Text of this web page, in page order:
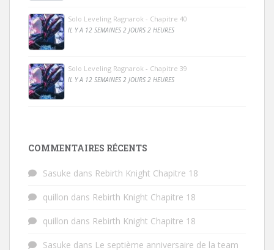
Solo Leveling Ragnarok - Chapitre 40
IL Y A 12 SEMAINES 2 JOURS 2 HEURES
Solo Leveling Ragnarok - Chapitre 39
IL Y A 12 SEMAINES 2 JOURS 2 HEURES
COMMENTAIRES RÉCENTS
Sasuke dans Rebirth Knight Chapitre 18
quillon dans Rebirth Knight Chapitre 18
quillon dans Rebirth Knight Chapitre 18
Sasuke dans Le septième anniversaire de la team